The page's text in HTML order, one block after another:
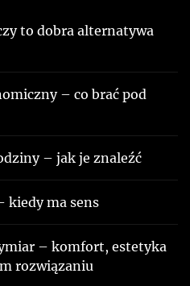
to dobra alternatywa
– co brać pod
– jak je znaleźć
kiedy ma sens
– komfort, estetyka
rozwiązaniu